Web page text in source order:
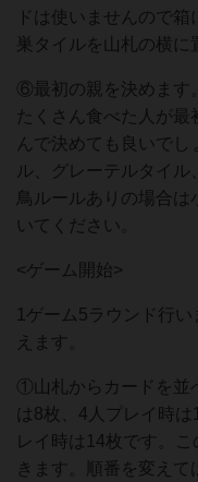
ドは使いませんので
巣タイルを山札の横に
⑥最初の親を決めます
たくさん食べた人が最
んで決めても良いでし
ル、グレーテルタイ
鳥ルールありの場合は
いてください。
<ゲーム開始>
1ゲーム5ラウンド行
えます。
①山札からカードを並
は8枚、4人プレイ時
レイ時は14枚です。
きます。順番を変えて